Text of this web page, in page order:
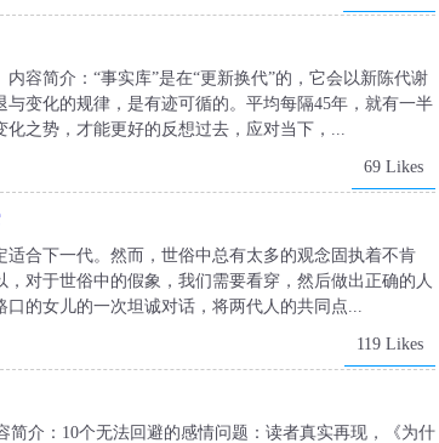
容简介：“事实库”是在“更新换代”的，它会以新陈代谢
变化的规律，是有迹可循的。平均每隔45年，就有一半
之势，才能更好的反想过去，应对当下，...
69 Likes
合下一代。然而，世俗中总有太多的观念固执着不肯
对于世俗中的假象，我们需要看穿，然后做出正确的人
的女儿的一次坦诚对话，将两代人的共同点...
119 Likes
简介：10个无法回避的感情问题：读者真实再现，《为什